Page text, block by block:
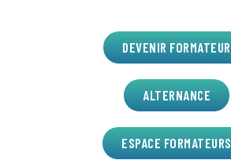
DEVENIR FORMATEUR
ALTERNANCE
ESPACE FORMATEURS